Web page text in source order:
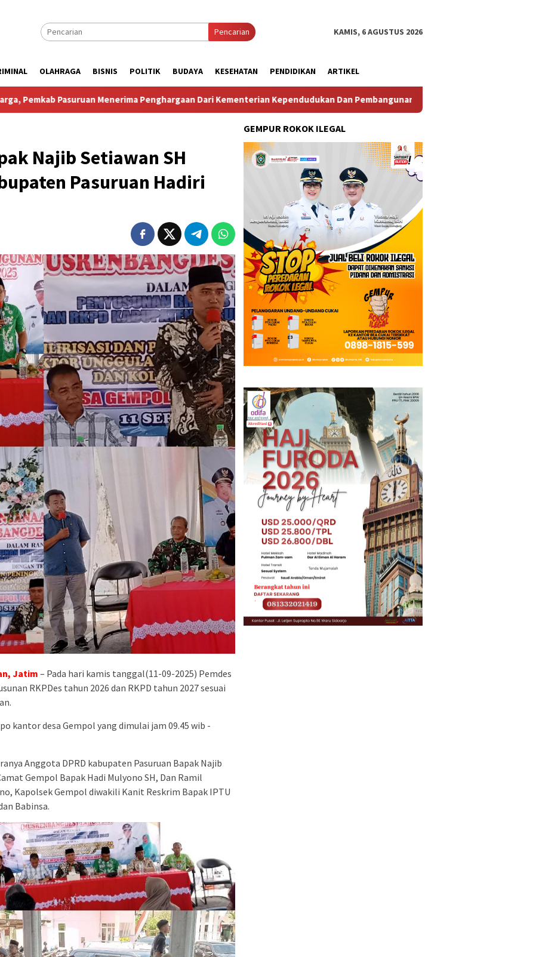
Pencarian KAMIS, 6 AGUSTUS 2026
OLAHRAGA BISNIS POLITIK BUDAYA KESEHATAN PENDIDIKAN ARTIKEL
Penghargaan Dari Kementerian Kependudukan Dan Pembangunan Keluarga Perkuat Diplomasi Maritim, Inspektur
Najib Setiawan SH
Pasuruan Hadiri
Jatim – Pada hari kamis tanggal(11-09-2025) Pemdes
RKPDes tahun 2026 dan RKPD tahun 2027 sesuai
kantor desa Gempol yang dimulai jam 09.45 wib -
Anggota DPRD kabupaten Pasuruan Bapak Najib
Gempol Bapak Hadi Mulyono SH, Dan Ramil
Kapolsek Gempol diwakili Kanit Reskrim Bapak IPTU
Babinsa.
GEMPUR ROKOK ILEGAL